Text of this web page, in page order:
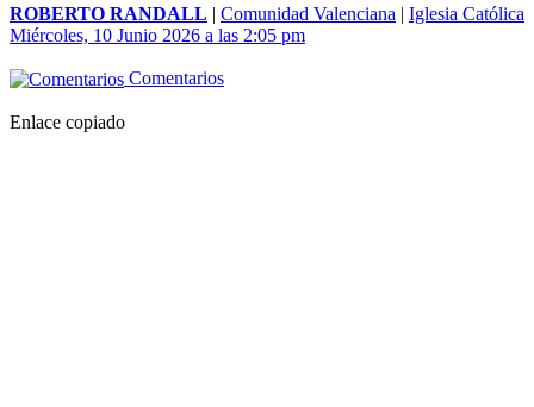
ROBERTO RANDALL | Comunidad Valenciana | Iglesia Católica
Miércoles, 10 Junio 2026 a las 2:05 pm
Comentarios
Enlace copiado